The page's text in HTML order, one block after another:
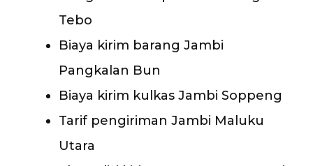
Tebo
Biaya kirim barang Jambi
Pangkalan Bun
Biaya kirim kulkas Jambi Soppeng
Tarif pengiriman Jambi Maluku
Utara